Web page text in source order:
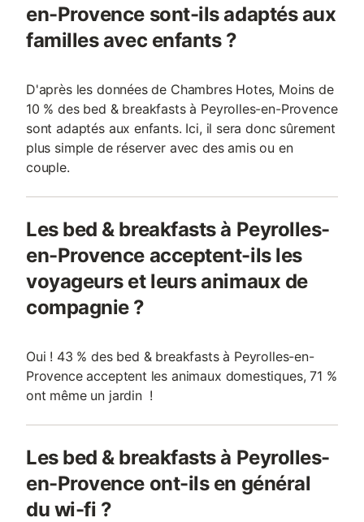
en-Provence sont-ils adaptés aux
familles avec enfants ?
D'après les données de Chambres Hotes, Moins de
10 % des bed & breakfasts à Peyrolles-en-Provence
sont adaptés aux enfants. Ici, il sera donc sûrement
plus simple de réserver avec des amis ou en
couple.
Les bed & breakfasts à Peyrolles-
en-Provence acceptent-ils les
voyageurs et leurs animaux de
compagnie ?
Oui ! 43 % des bed & breakfasts à Peyrolles-en-
Provence acceptent les animaux domestiques, 71 %
ont même un jardin !
Les bed & breakfasts à Peyrolles-
en-Provence ont-ils en général
du wi-fi ?